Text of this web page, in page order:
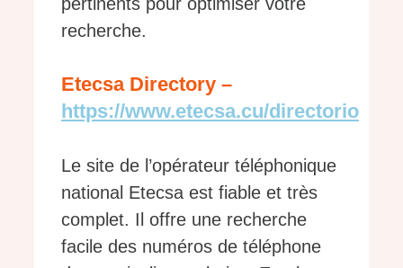
pertinents pour optimiser votre
recherche.
Etecsa Directory –
https://www.etecsa.cu/directorio
Le site de l’opérateur téléphonique
national Etecsa est fiable et très
complet. Il offre une recherche
facile des numéros de téléphone